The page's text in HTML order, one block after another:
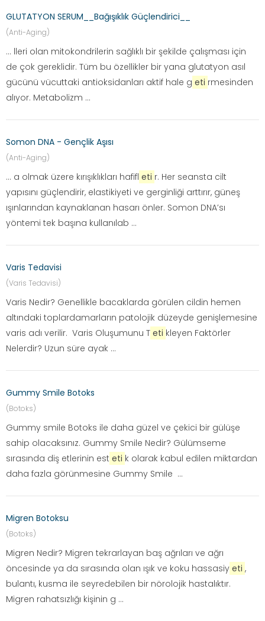
GLUTATYON SERUM__Bağışıklık Güçlendirici__
(Anti-Aging)
... lleri olan mitokondrilerin sağlıklı bir şekilde çalışması için
de çok gereklidir. Tüm bu özellikler bir yana glutatyon asıl
gücünü vücuttaki antioksidanları aktif hale g eti rmesinden
alıyor. Metabolizm ...
Somon DNA - Gençlik Aşısı
(Anti-Aging)
... a olmak üzere kırışıklıkları hafifl eti r. Her seansta cilt
yapısını güçlendirir, elastikiyeti ve gerginliği arttırır, güneş
ışınlarından kaynaklanan hasarı önler. Somon DNA’sı
yöntemi tek başına kullanılab ...
Varis Tedavisi
(Varis Tedavisi)
Varis Nedir? Genellikle bacaklarda görülen cildin hemen
altındaki toplardamarların patolojik düzeyde genişlemesine
varis adı verilir. Varis Oluşumunu T eti kleyen Faktörler
Nelerdir? Uzun süre ayak ...
Gummy Smile Botoks
(Botoks)
Gummy smile Botoks ile daha güzel ve çekici bir gülüşe
sahip olacaksınız. Gummy Smile Nedir? Gülümseme
sırasında diş etlerinin est eti k olarak kabul edilen miktardan
daha fazla görünmesine Gummy Smile ...
Migren Botoksu
(Botoks)
Migren Nedir? Migren tekrarlayan baş ağrıları ve ağrı
öncesinde ya da sırasında olan ışık ve koku hassasiy eti ,
bulantı, kusma ile seyredebilen bir nörolojik hastalıktır.
Migren rahatsızlığı kişinin g ...